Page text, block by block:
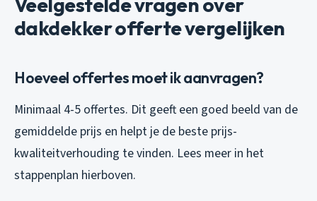
dakdekker offerte vergelijken
Hoeveel offertes moet ik aanvragen?
Minimaal 4-5 offertes. Dit geeft een goed beeld van de
gemiddelde prijs en helpt je de beste prijs-
kwaliteitverhouding te vinden. Lees meer in het
stappenplan hierboven.